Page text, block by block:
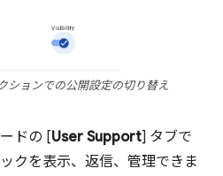
ションでの公開設定の切り替え
ドの [User Support] タブで
クを表示、返信、管理できま